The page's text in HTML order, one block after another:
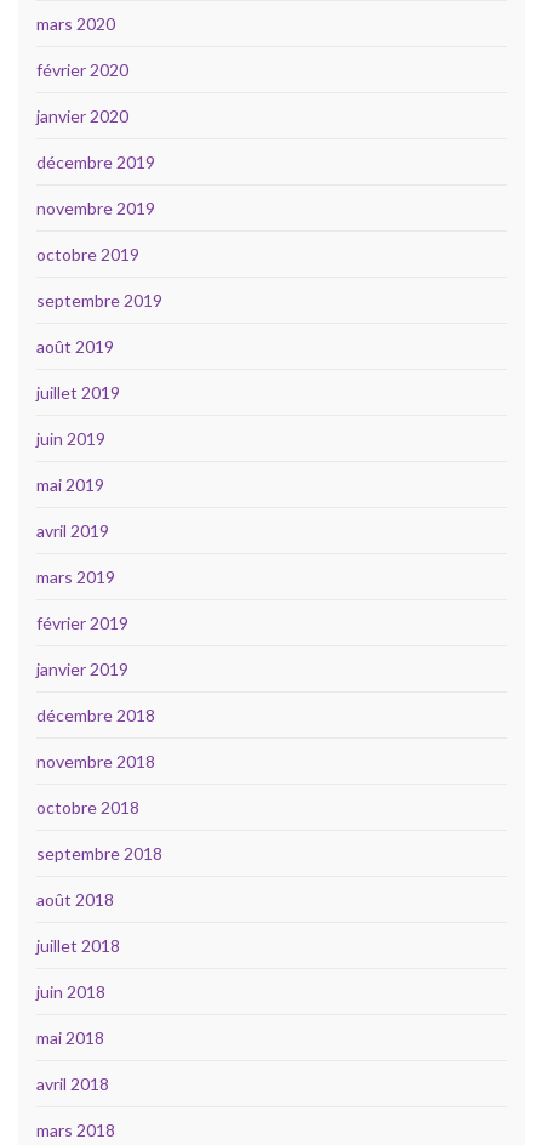
mars 2020
février 2020
janvier 2020
décembre 2019
novembre 2019
octobre 2019
septembre 2019
août 2019
juillet 2019
juin 2019
mai 2019
avril 2019
mars 2019
février 2019
janvier 2019
décembre 2018
novembre 2018
octobre 2018
septembre 2018
août 2018
juillet 2018
juin 2018
mai 2018
avril 2018
mars 2018